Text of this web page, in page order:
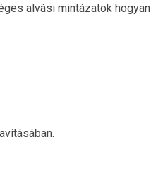
alvási mintázatok hogyan